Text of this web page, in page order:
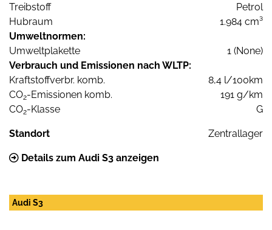
Treibstoff
Petrol
Hubraum
1.984 cm³
Umweltnormen:
Umweltplakette
1 (None)
Verbrauch und Emissionen nach WLTP:
Kraftstoffverbr. komb.
8,4 l/100km
CO2-Emissionen komb.
191 g/km
CO2-Klasse G
Standort Zentrallager
Details zum Audi S3 anzeigen
Audi S3